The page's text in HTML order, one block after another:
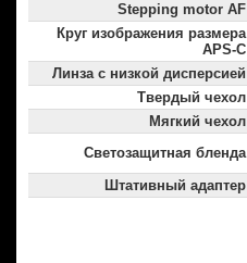
Stepping motor AF
Круг изображения размера
APS-C
Линза с низкой дисперсией
Твердый чехол
Мягкий чехол
Светозащитная бленда
Штативный адаптер